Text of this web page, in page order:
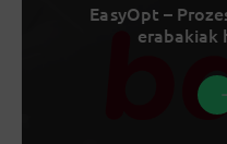
EasyOpt –
erabakiak